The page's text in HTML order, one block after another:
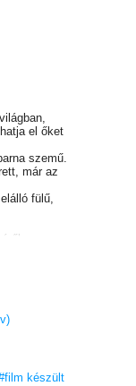
el őket
szemű.
már az
fülű,
bájos.
Különleges
az első jöttment
egyiknek sem
készült